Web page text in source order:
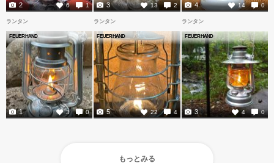
6 1
2 13 2
3 14 0
4
ランタン
FEUERHAND
3 0
1
ランタン
FEUERHAND
22 4
5
ランタン
FEUERHAND
4 0
3
もっとみる